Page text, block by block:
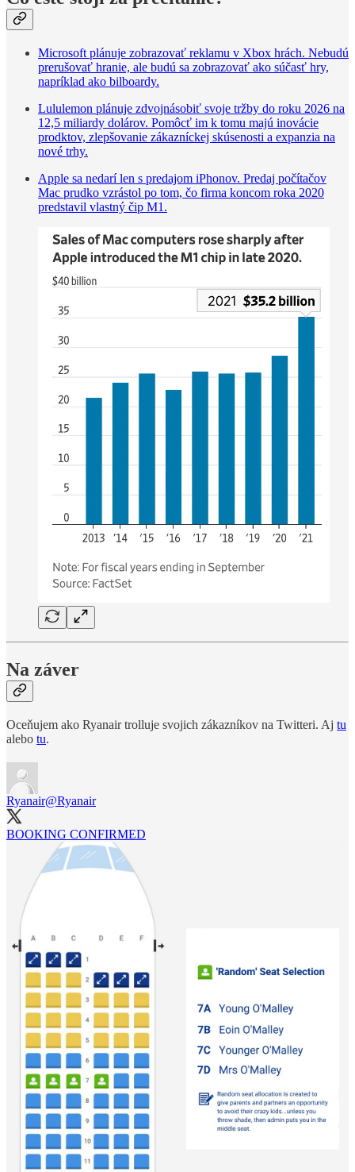
Microsoft plánuje zobrazovať reklamu v Xbox hrách. Nebudú
prerušovať hranie, ale budú sa zobrazovať ako súčasť hry,
napríklad ako bilboardy.
Lululemon plánuje zdvojnásobiť svoje tržby do roku 2026 na
12,5 miliardy dolárov. Pomôcť im k tomu majú inovácie
prodktov, zlepšovanie zákazníckej skúsenosti a expanzia na
nové trhy.
Apple sa nedarí len s predajom iPhonov. Predaj počítačov
Mac prudko vzrástol po tom, čo firma koncom roka 2020
predstavil vlastný čip M1.
Na záver
Oceňujem ako Ryanair trolluje svojich zákazníkov na Twitteri. Aj tu
alebo tu.
Ryanair@Ryanair
BOOKING CONFIRMED